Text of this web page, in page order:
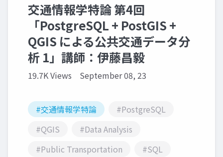
交通情報学特論 第4回
「PostgreSQL + PostGIS +
QGIS による公共交通データ分
析 1」講師：伊藤昌毅
19.7K Views September 08, 23
#交通情報学特論
#PostgreSQL
#QGIS
#Data Analysis
#Public Transportation
#SQL